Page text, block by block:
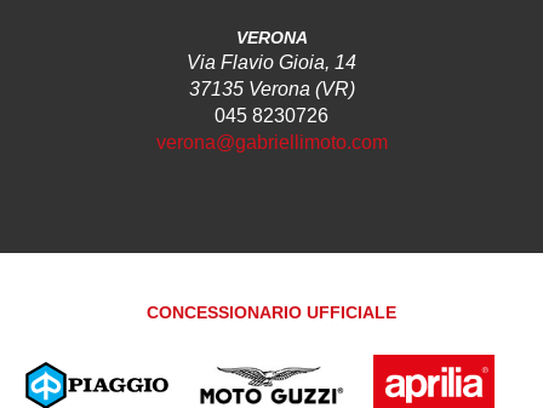
VERONA
Via Flavio Gioia, 14
37135 Verona (VR)
045 8230726
verona@gabriellimoto.com
CONCESSIONARIO UFFICIALE